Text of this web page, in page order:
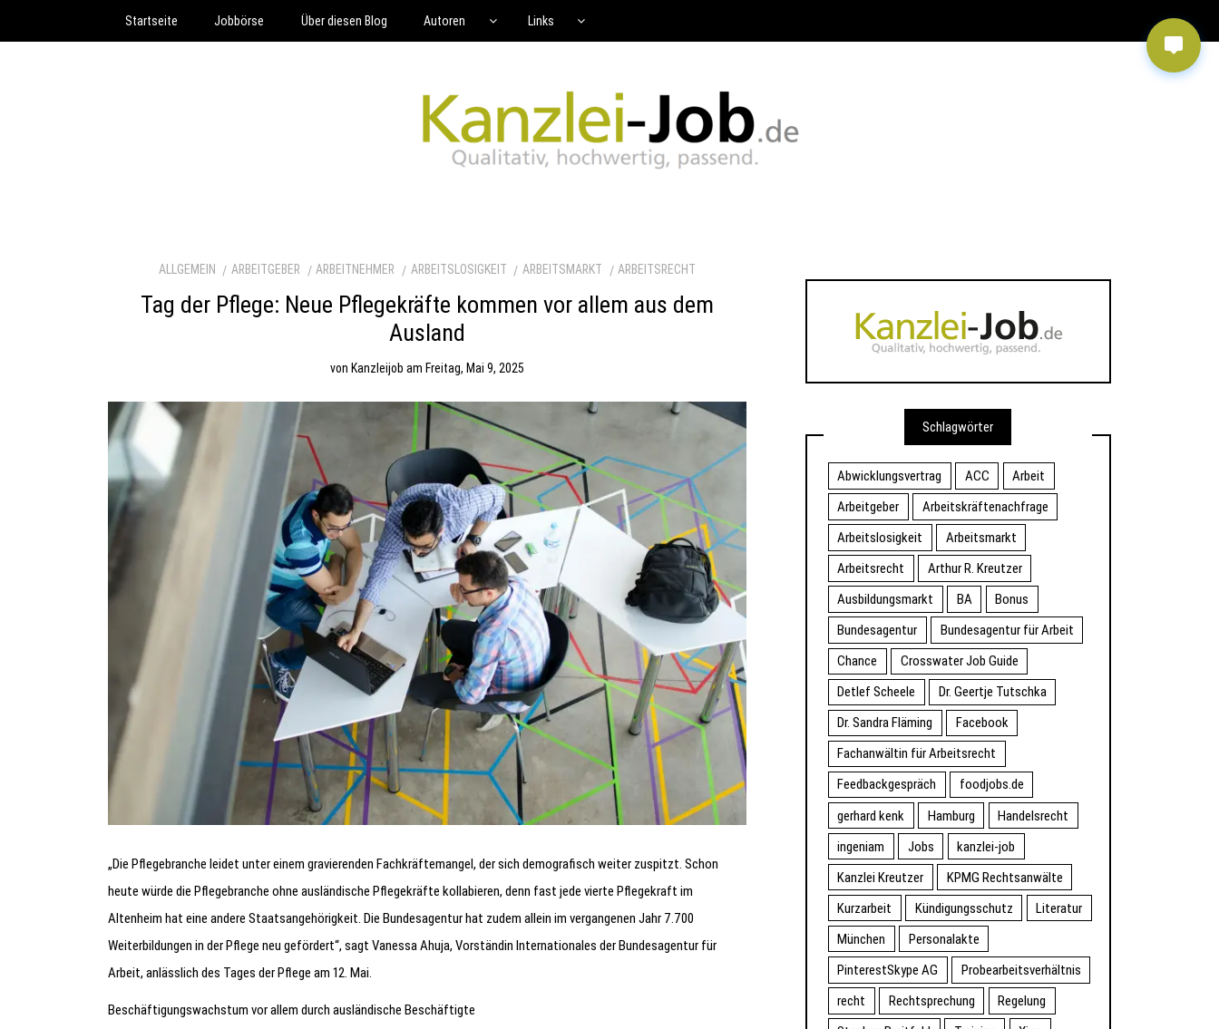
Startseite Jobbörse Über diesen Blog Autoren Links
ALLGEMEIN ARBEITGEBER ARBEITNEHMER ARBEITSLOSIGKEIT ARBEITSMARKT ARBEITSRECHT
Tag der Pflege: Neue Pflegekräfte kommen vor allem aus dem
Ausland
von Kanzleijob am Freitag, Mai 9, 2025
„Die Pflegebranche leidet unter einem gravierenden Fachkräftemangel, der sich demografisch weiter zuspitzt. Schon
heute würde die Pflegebranche ohne ausländische Pflegekräfte kollabieren, denn fast jede vierte Pflegekraft im
Altenheim hat eine andere Staatsangehörigkeit. Die Bundesagentur hat zudem allein im vergangenen Jahr 7.700
Weiterbildungen in der Pflege neu gefördert“, sagt Vanessa Ahuja, Vorständin Internationales der Bundesagentur für
Arbeit, anlässlich des Tages der Pflege am 12. Mai.
Beschäftigungswachstum vor allem durch ausländische Beschäftigte
Schlagwörter
Abwicklungsvertrag ACC
Arbeit
Arbeitgeber
Arbeitskräftenachfrage
Arbeitslosigkeit
Arbeitsmarkt
Arbeitsrecht
Arthur R. Kreutzer
Ausbildungsmarkt
BA
Bonus
Bundesagentur
Bundesagentur für Arbeit
Chance
Crosswater Job Guide
Detlef Scheele
Dr. Geertje Tutschka
Dr. Sandra Fläming
Facebook
Fachanwältin für Arbeitsrecht
Feedbackgespräch
foodjobs.de
gerhard kenk
Hamburg
Handelsrecht
ingeniam
Jobs
kanzlei-job
Kanzlei Kreutzer
KPMG Rechtsanwälte
Kurzarbeit
Kündigungsschutz
Literatur
München
Personalakte
PinterestSkype AG
Probearbeitsverhältnis
recht
Rechtsprechung
Regelung